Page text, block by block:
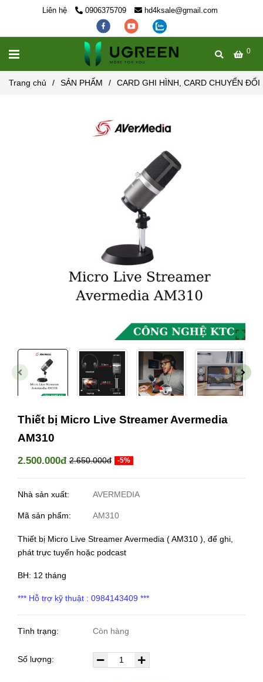
Liên hệ 0906375709 hd4ksale@gmail.com
0
Trang chủ / SẢN PHẨM / CARD GHI HÌNH, CARD CHUYỂN ĐỔI
Thiết bị Micro Live Streamer Avermedia
AM310
2.500.000đ 2.650.000đ -5%
Nhà sản xuất: AVERMEDIA
Mã sản phẩm: AM310
Thiết bị Micro Live Streamer Avermedia ( AM310 ), để ghi,
phát trực tuyến hoặc podcast
BH: 12 tháng
*** Hỗ trợ kỹ thuật : 0984143409 ***
Tình trạng: Còn hàng
Số lượng: